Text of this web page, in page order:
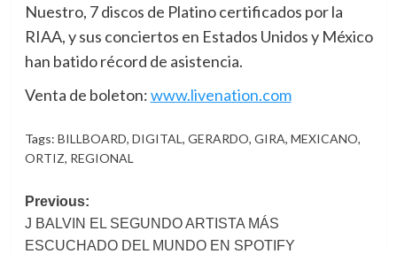
Nuestro, 7 discos de Platino certificados por la
RIAA, y sus conciertos en Estados Unidos y México
han batido récord de asistencia.
Venta de boleton:www.livenation.com
Tags: BILLBOARD, DIGITAL , GERARDO, GIRA, MEXICANO,
ORTIZ, REGIONAL
Post
navigation
Previous:
J BALVIN EL SEGUNDO ARTISTA MÁS
ESCUCHADO DEL MUNDO EN SPOTIFY